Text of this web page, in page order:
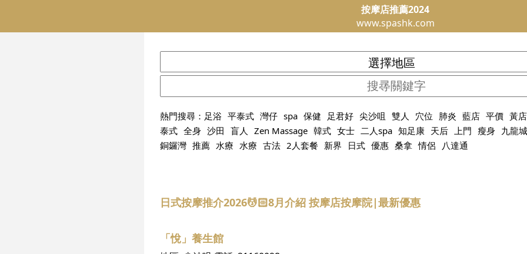
按摩店推薦2024
www.spashk.com
熱門搜尋： 足浴 平泰式 灣仔 spa 保健 足君好 尖沙咀 雙人 穴位 肺炎 藍店 平價 黃店
泰式 全身 沙田 盲人 Zen Massage 韓式 女士 二人spa 知足康 天后 上門 瘦身 九龍城
銅鑼灣 推薦 水療 水療 古法 2人套餐 新界 日式 優惠 桑拿 情侶 八達通
日式按摩推介2026💆🏻8月介紹 按摩店按摩院|最新優惠
「悅」養生館